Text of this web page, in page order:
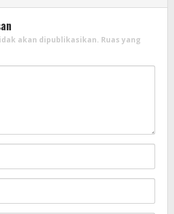
akan dipublikasikan. Ruas yang